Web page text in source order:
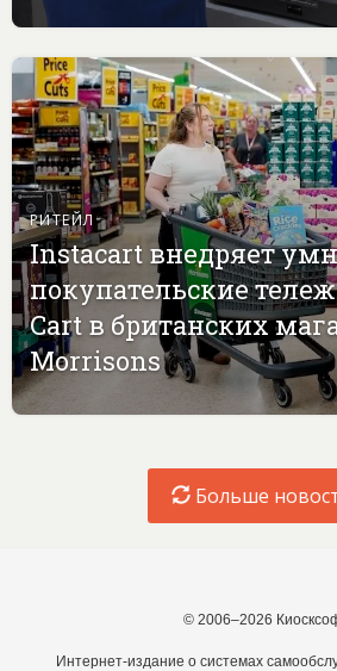
РИТЕЙЛ
Instacart внедряет
покупательские
Cart в британских
Morrisons
Больше
© 2006–2026
Интернет-издание о системах